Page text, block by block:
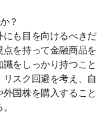
？
も目を向けるべきだ
を持って金融商品を
をしっかり持つこと
スク回避を考え、自
国株を購入すること